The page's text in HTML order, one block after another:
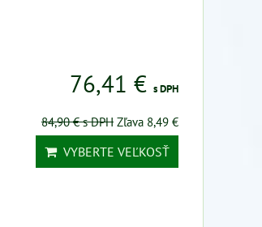
76,41 € s DPH
84,90 €s DPH Zľava 8,49 €
VYBERTE VEĽKOSŤ